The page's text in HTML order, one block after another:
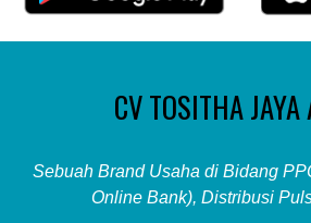
CV TOSITHA JAYA
Sebuah Brand Usaha di Bidang
Online Bank), Distribusi